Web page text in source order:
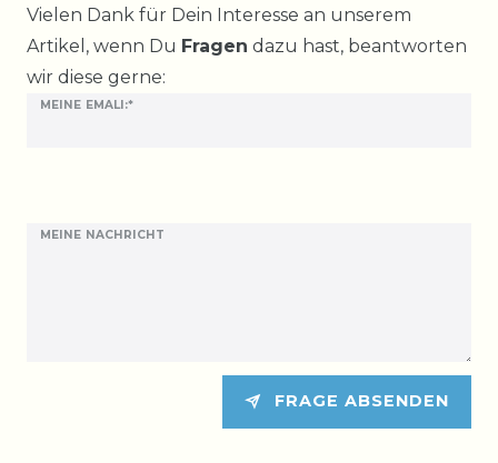
Vielen Dank für Dein Interesse an unserem
Artikel, wenn Du Fragen dazu hast, beantworten
wir diese gerne:
MEINE EMALI:*
MEINE NACHRICHT
Ceres::Template.mailFormHoneypotLabel
FRAGE ABSENDEN